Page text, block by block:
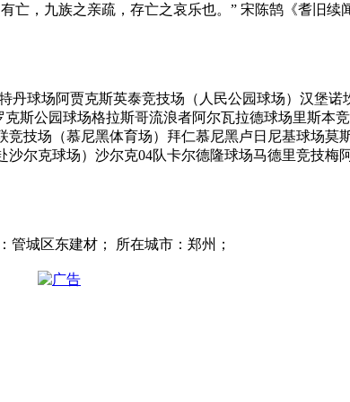
亡，九族之亲疏，存亡之哀乐也。” 宋陈鹄《耆旧续
球场阿贾克斯英泰竞技场（人民公园球场）汉堡
斯公园球场格拉斯哥流浪者阿尔瓦拉德球场里斯本
技场（慕尼黑体育场）拜仁慕尼黑卢日尼基球场莫
尔克球场）沙尔克04队卡尔德隆球场马德里竞技
管城区东建材； 所在城市：郑州；